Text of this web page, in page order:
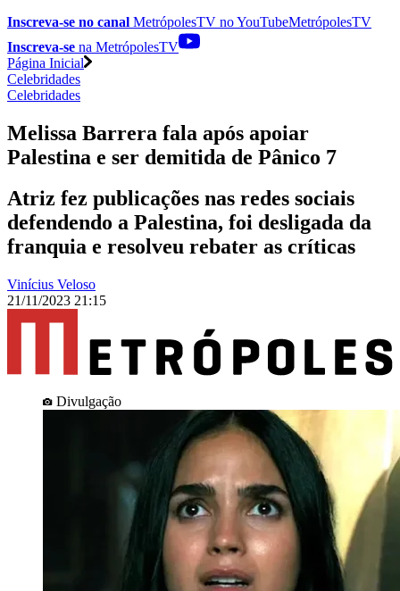
Inscreva-se no canal MetrópolesTV noYouTubeMetrópolesTV
Inscreva-se na MetrópolesTV
Página Inicial
Celebridades
Celebridades
Melissa Barrera fala após apoiar
Palestina e ser demitida de Pânico 7
Atriz fez publicações nas redes sociais
defendendo a Palestina, foi desligada da
franquia e resolveu rebater as críticas
Vinícius Veloso
21/11/2023 21:15
Divulgação